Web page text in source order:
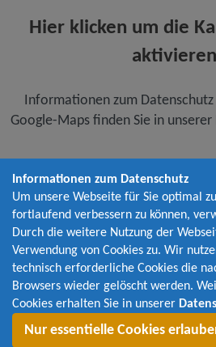
Hier klicken um die
Informationen zum
Google-Maps finden Sie in unserer
MALPO GmbH
Hienlohestraße 34
83624 Otterfing
Geschäftsführer: Albert Schlecht,
Informationen zum Datenschutz
Um unsere Webseite für Sie optimal
fortlaufend verbessern zu können,
Durch die weitere Nutzung der
Verwendung von Cookies zu. Wir
technisch erforderliche Cookies die
Browsers wieder gelöscht werden.
Cookies erhalten Sie in unserer
Nur essentielle Cookies